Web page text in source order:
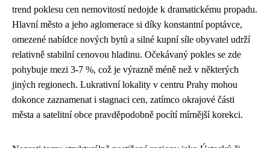
trend poklesu cen nemovitostí nedojde k dramatickému propadu.
Hlavní město a jeho aglomerace si díky konstantní poptávce,
omezené nabídce nových bytů a silné kupní síle obyvatel udrží
relativně stabilní cenovou hladinu. Očekávaný pokles se zde
pohybuje mezi 3-7 %, což je výrazně méně než v některých
jiných regionech. Lukrativní lokality v centru Prahy mohou
dokonce zaznamenat i stagnaci cen, zatímco okrajové části
města a satelitní obce pravděpodobně pocítí mírnější korekci.